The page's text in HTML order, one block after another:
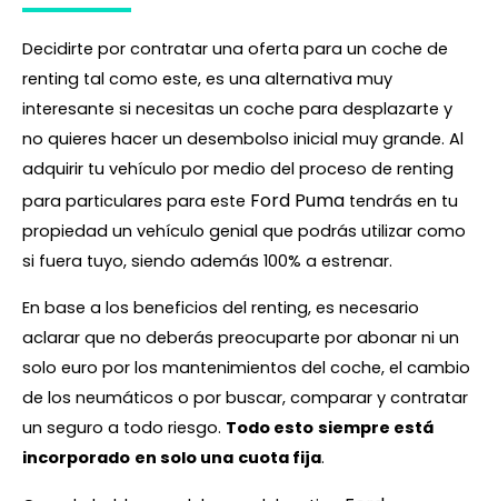
Decidirte por contratar una oferta para un coche de
renting tal como este, es una alternativa muy
interesante si necesitas un coche para desplazarte y
no quieres hacer un desembolso inicial muy grande. Al
adquirir tu vehículo por medio del proceso de renting
para particulares para este Ford Puma tendrás en tu
propiedad un vehículo genial que podrás utilizar como
si fuera tuyo, siendo además 100% a estrenar.
En base a los beneficios del renting, es necesario
aclarar que no deberás preocuparte por abonar ni un
solo euro por los mantenimientos del coche, el cambio
de los neumáticos o por buscar, comparar y contratar
un seguro a todo riesgo. Todo esto siempre está
incorporado en solo una cuota fija.